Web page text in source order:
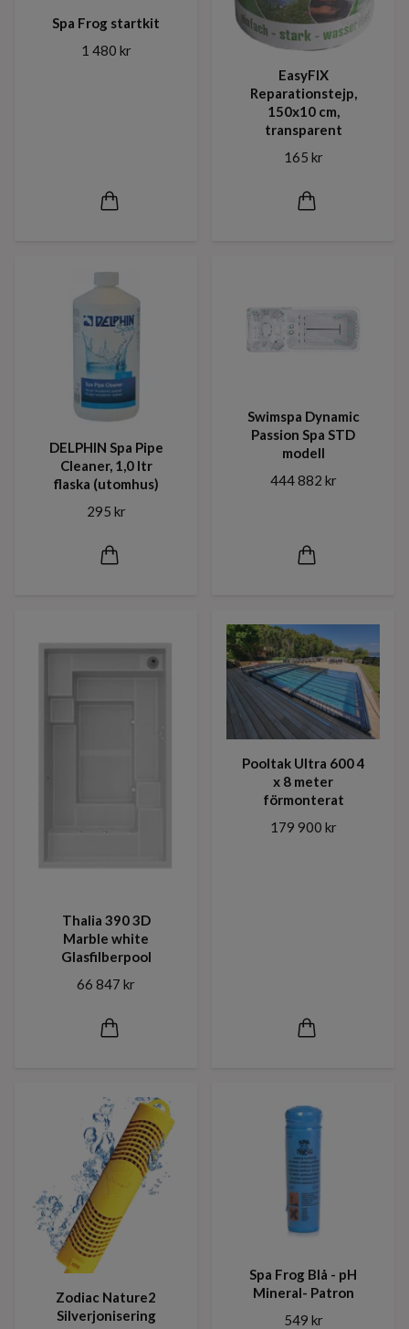
Spa Frog startkit
1 480 kr
EasyFIX
Reparationstejp,
150x10 cm,
transparent
165 kr
DELPHIN Spa Pipe
Cleaner, 1,0 ltr
flaska (utomhus)
295 kr
Swimspa Dynamic
Passion Spa STD
modell
444 882 kr
Thalia 390 3D
Marble white
Glasfilberpool
66 847 kr
Pooltak Ultra 600 4
x 8 meter
förmonterat
179 900 kr
Zodiac Nature2
Silverjonisering
Spa Frog Blå - pH
Mineral- Patron
549 kr